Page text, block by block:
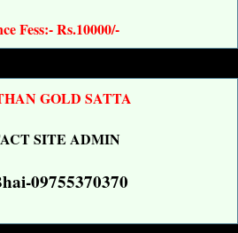
Fess:- Rs.10000/-
GOLD SATTA
SITE ADMIN
09755370370